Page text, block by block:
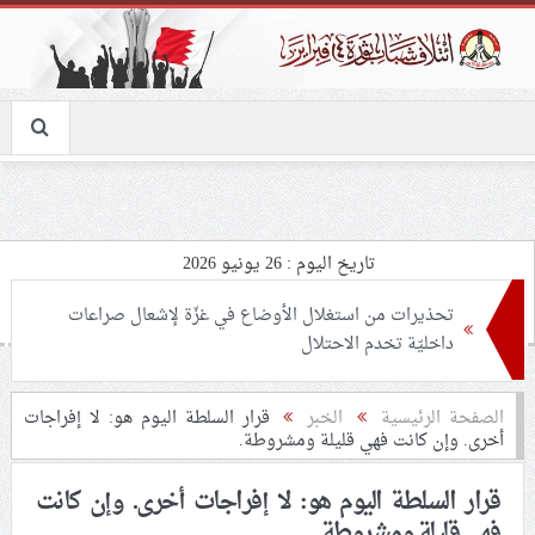
تاريخ اليوم : 26 يونيو 2026
تحذيرات من استغلال الأوضاع في غزّة لإشعال صراعات
داخليّة تخدم الاحتلال
ملفّ إنسانيّ مؤلم.. الأسيرات الفلسطينيّات بين القمع
والإهمال الطبي
55 مأتمًا وحسينيّة يعترضون على الإجراءات القمعيّة للنظام
الصفحة الرئيسية الخبر قرار السلطة اليوم هو: لا إفراجات
أخرى. وإن كانت فهي قليلة ومشروطة.
قرار السلطة اليوم هو: لا إفراجات أخرى. وإن كانت